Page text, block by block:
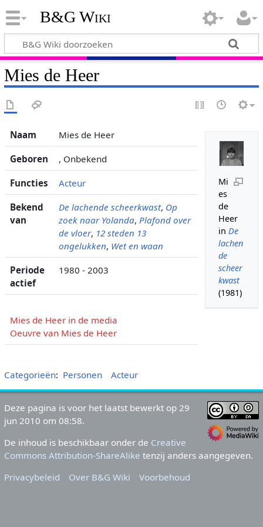
B&G Wiki
Mies de Heer
Mi
es
de
Heer
in De
lachen
de
scheer
kwast
(1981)
Naam Mies de Heer
Geboren , Onbekend
Functies Acteur
Bekend
van
De lachende scheerkwast, Op
zoek naar Yolanda, Plafond over
de vloer, 12 steden 13
ongelukken, Wet en waan
Periode
actief
1980 - 2003
Mies de Heer in de media
Oeuvre van Mies de Heer
Categorieën: Personen Acteur
Deze pagina is voor het laatst bewerkt op 29
jun 2010 om 08:58.
De inhoud is beschikbaar onder de Creative
Commons Attribution-ShareAlike tenzij anders aangegeven.
Privacybeleid
Over B&G Wiki Voorbehoud